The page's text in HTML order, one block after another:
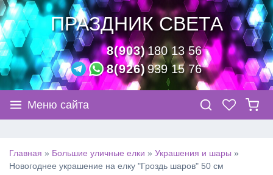
ПРАЗДНИК СВЕТА
8(903)180 13 56
8(926)939 15 76
Меню сайта
Главная » Большие уличные елки » Украшения и шары »
Новогоднее украшение на елку "Гроздь шаров" 50 см